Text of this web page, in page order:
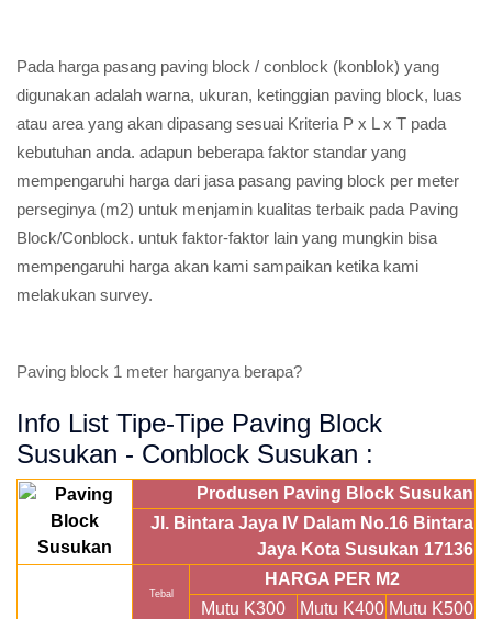
Pada harga pasang paving block / conblock (konblok) yang
digunakan adalah warna, ukuran, ketinggian paving block, luas
atau area yang akan dipasang sesuai Kriteria P x L x T pada
kebutuhan anda. adapun beberapa faktor standar yang
mempengaruhi harga dari jasa pasang paving block per meter
perseginya (m2) untuk menjamin kualitas terbaik pada Paving
Block/Conblock. untuk faktor-faktor lain yang mungkin bisa
mempengaruhi harga akan kami sampaikan ketika kami
melakukan survey.
Paving block 1 meter harganya berapa?
Info List Tipe-Tipe Paving Block
Susukan - Conblock Susukan :
Produsen Paving Block Susukan
Jl. Bintara Jaya IV Dalam No.16 Bintara
Jaya Kota Susukan 17136
Tebal
HARGA PER M2
Mutu K300
Mutu K400 Mutu K500